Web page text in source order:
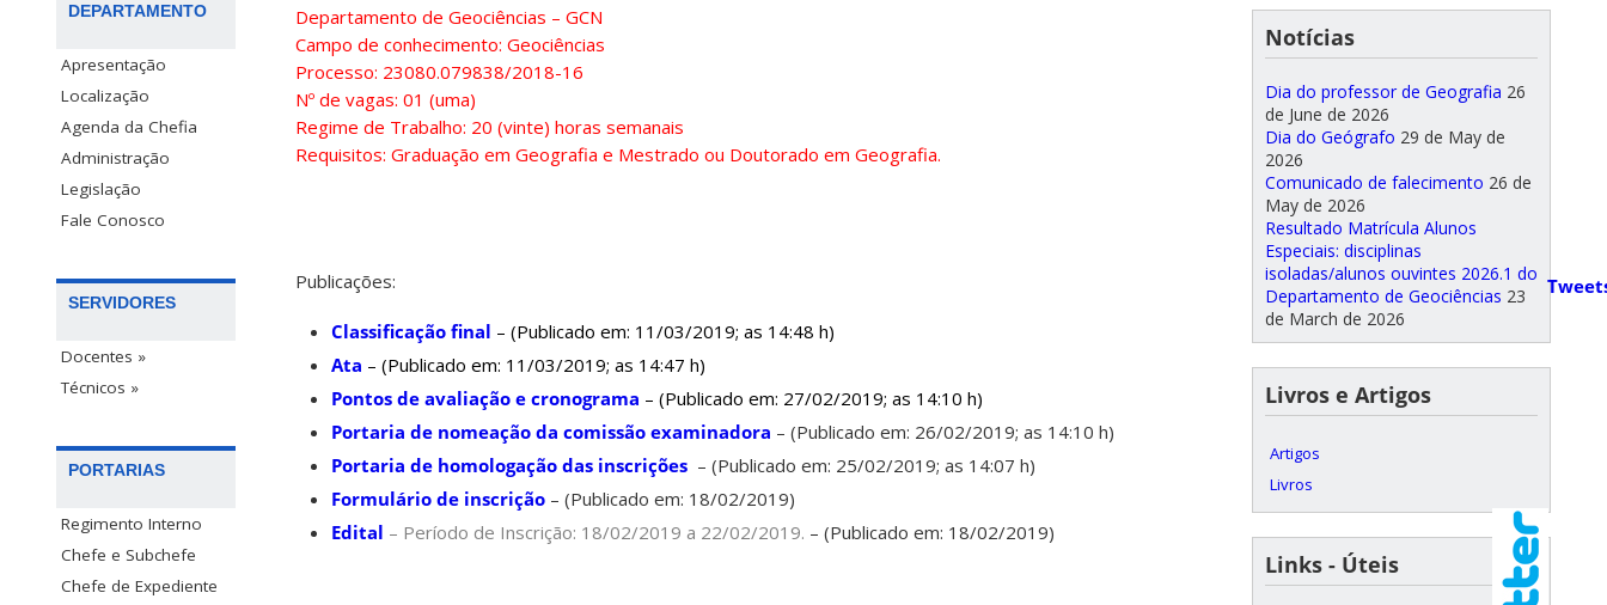
DEPARTAMENTO
Apresentação
Localização
Agenda da Chefia
Administração
Legislação
Fale Conosco
SERVIDORES
Docentes »
Técnicos »
PORTARIAS
Regimento Interno
Chefe e Subchefe
Chefe de Expediente
Departamento de Geociências – GCN
Campo de conhecimento: Geociências
Processo: 23080.079838/2018-16
Nº de vagas: 01 (uma)
Regime de Trabalho: 20 (vinte) horas semanais
Requisitos: Graduação em Geografia e Mestrado ou Doutorado em Geografia.
Publicações:
Classificação final – (Publicado em: 11/03/2019; as 14:48 h)
Ata – (Publicado em: 11/03/2019; as 14:47 h)
Pontos de avaliação e cronograma – (Publicado em: 27/02/2019; as 14:10 h)
Portaria de nomeação da comissão examinadora – (Publicado em: 26/02/2019; as 14:10 h)
Portaria de homologação das inscrições – (Publicado em: 25/02/2019; as 14:07 h)
Formulário de inscrição – (Publicado em: 18/02/2019)
Edital – Período de Inscrição: 18/02/2019 a 22/02/2019. – (Publicado em: 18/02/2019)
Notícias
Dia do professor de Geografia 26
de June de 2026
Dia do Geógrafo 29 de May de
2026
Comunicado de falecimento 26 de
May de 2026
Resultado Matrícula Alunos
Especiais: disciplinas
isoladas/alunos ouvintes 2026.1 do
Departamento de Geociências 23
de March de 2026
Livros e Artigos
Artigos
Livros
Links - Úteis